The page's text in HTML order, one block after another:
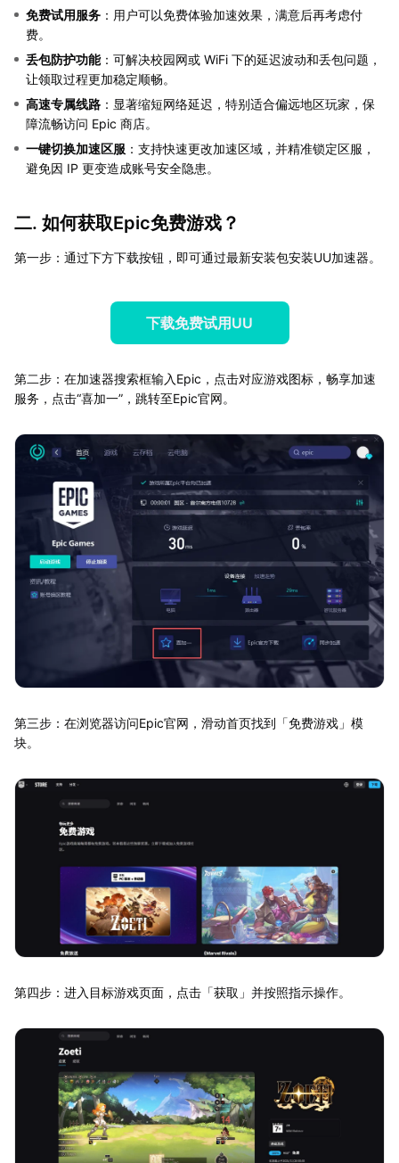
免费试用服务 ：用户可以免费体验加速效果，满意后再考虑付
费。
丢包防护功能：可解决校园网或 WiFi 下的延迟波动和丢包问题，
让领取过程更加稳定顺畅。
高速专属线路 ：显著缩短网络延迟，特别适合偏远地区玩家，保
障流畅访问 Epic 商店。
一键切换加速区服 ：支持快速更改加速区域，并精准锁定区服，
避免因 IP 更变造成账号安全隐患。
二. 如何获取Epic免费游戏？
第一步：通过下方下载按钮，即可通过最新安装包安装UU加速器。
下载免费试用UU
第二步：在加速器搜索框输入Epic，点击对应游戏图标，畅享加速
服务，点击“喜加一”，跳转至Epic官网。
第三步：在浏览器访问Epic官网，滑动首页找到「免费游戏」模
块。
第四步：进入目标游戏页面，点击「获取」并按照指示操作。